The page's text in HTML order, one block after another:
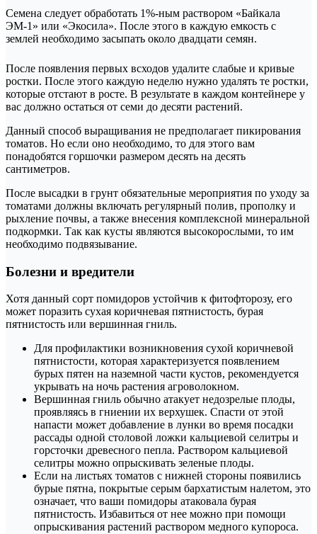
Семена следует обработать 1%-ным раствором «Байкала
ЭМ-1» или «Экосила». После этого в каждую емкость с
землей необходимо засыпать около двадцати семян.
После появления первых всходов удалите слабые и кривые
ростки. После этого каждую неделю нужно удалять те ростки,
которые отстают в росте. В результате в каждом контейнере у
вас должно остаться от семи до десяти растений.
Данный способ выращивания не предполагает пикирования
томатов. Но если оно необходимо, то для этого вам
понадобятся горшочки размером десять на десять
сантиметров.
После высадки в грунт обязательные мероприятия по уходу за
томатами должны включать регулярный полив, прополку и
рыхление почвы, а также внесения комплексной минеральной
подкормки. Так как кусты являются высокорослыми, то им
необходимо подвязывание.
Болезни и вредители
Хотя данный сорт помидоров устойчив к фитофторозу, его
может поразить сухая коричневая пятнистость, бурая
пятнистость или вершинная гниль.
Для профилактики возникновения сухой коричневой
пятнистости, которая характеризуется появлением
бурых пятен на наземной части кустов, рекомендуется
укрывать на ночь растения агроволокном.
Вершинная гниль обычно атакует недозрелые плоды,
проявляясь в гниении их верхушек. Спасти от этой
напасти может добавление в лунки во время посадки
рассады одной столовой ложки кальциевой селитры и
горсточки древесного пепла. Раствором кальциевой
селитры можно опрыскивать зеленые плоды.
Если на листьях томатов с нижней стороны появились
бурые пятна, покрытые серым бархатистым налетом, это
означает, что ваши помидоры атаковала бурая
пятнистость. Избавиться от нее можно при помощи
опрыскивания растений раствором медного купороса.